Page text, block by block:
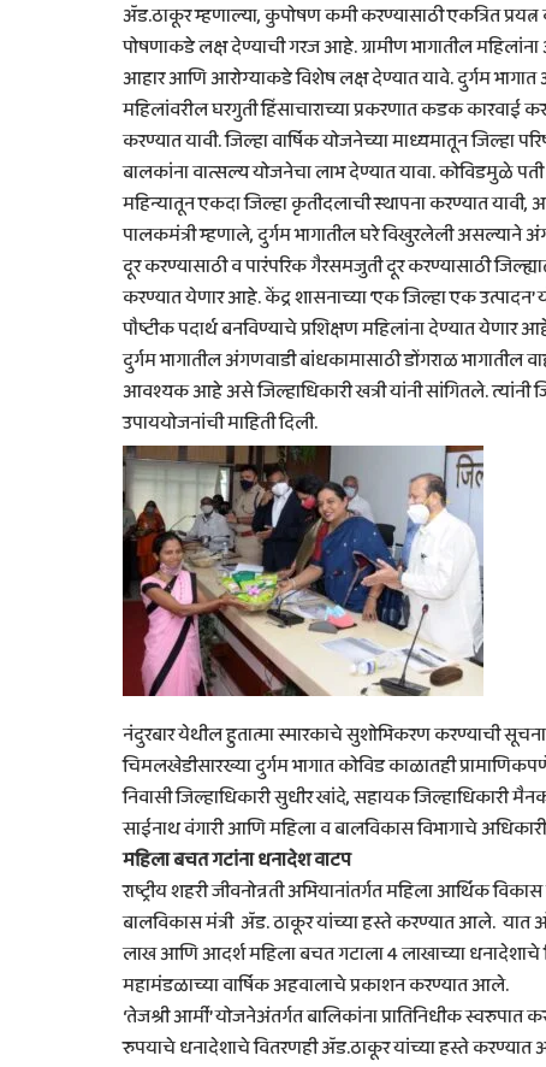
ॲड.ठाकूर म्हणाल्या, कुपोषण कमी करण्यासाठी एकत्रित
पोषणाकडे लक्ष देण्याची गरज आहे. ग्रामीण भागातील
आहार आणि आरोग्याकडे विशेष लक्ष देण्यात यावे. दुर्गम भागात
महिलांवरील घरगुती हिंसाचाराच्या प्रकरणात कडक कारवाई
करण्यात यावी. जिल्हा वार्षिक योजनेच्या माध्यमातून
बालकांना वात्सल्य योजनेचा लाभ देण्यात यावा. कोविडमुळे
महिन्यातून एकदा जिल्हा कृतीदलाची स्थापना करण्यात यावी,
पालकमंत्री म्हणाले, दुर्गम भागातील घरे विखुरलेली
दूर करण्यासाठी व पारंपरिक गैरसमजुती दूर करण्यासाठी
करण्यात येणार आहे. केंद्र शासनाच्या ‘एक जिल्हा एक
पौष्टीक पदार्थ बनविण्याचे प्रशिक्षण महिलांना देण्यात येणार
दुर्गम भागातील अंगणवाडी बांधकामासाठी डोंगराळ
आवश्यक आहे असे जिल्हाधिकारी खत्री यांनी सांगितले.
उपाययोजनांची माहिती दिली.
नंदुरबार येथील हुतात्मा स्मारकाचे सुशोभिकरण करण्याची
चिमलखेडीसारख्या दुर्गम भागात कोविड काळातही
निवासी जिल्हाधिकारी सुधीर खांदे, सहायक जिल्हाधिकारी
साईनाथ वंगारी आणि महिला व बालविकास विभागाचे
महिला बचत गटांना धनादेश वाटप
राष्ट्रीय शहरी जीवनोन्नती अभियानांतर्गत महिला आर्थिक
बालविकास मंत्री ॲड. ठाकूर यांच्या हस्ते करण्यात आले. यात
लाख आणि आदर्श महिला बचत गटाला 4 लाखाच्या
महामंडळाच्या वार्षिक अहवालाचे प्रकाशन करण्यात आले.
‘तेजश्री आर्मी’ योजनेअंतर्गत बालिकांना प्रातिनिधीक
रुपयाचे धनादेशाचे वितरणही ॲड.ठाकूर यांच्या हस्ते करण्यात